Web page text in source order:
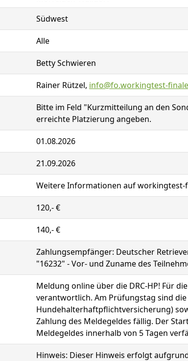
Südwest
Alle
Betty Schwieren
Rainer Rützel, info@fo.workingtest-
Bitte im Feld "Kurzmitteilung an den
erreichte Platzierung angeben.
01.08.2026
21.09.2026
Weitere Informationen auf workingtest-
120,- €
140,- €
Zahlungsempfänger: Deutscher
"16232" - Vor- und Zuname des
Meldung online über die DRC-HP! Für
verantwortlich. Am Prüfungstag sind
Hundehalterhaftpflichtversicherung)
Zahlung des Meldegeldes fällig. Der
Meldegeldes innerhalb von 5 Tagen
Hinweis: Dieser Hinweis erfolgt